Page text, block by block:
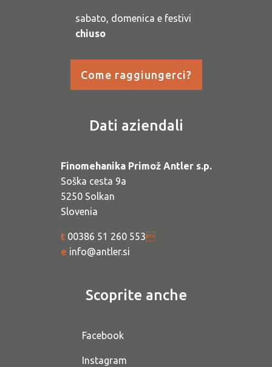
sabato, domenica e festivi
chiuso
Come raggiungerci?
Dati aziendali
Finomehanika Primož Antler s.p.
Soška cesta 9a
5250 Solkan
Slovenia
t 00386 51 260 553
e info@antler.si
Scoprite anche
Facebook
Instagram